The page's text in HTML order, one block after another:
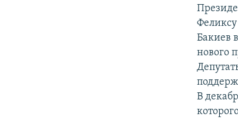
Бакиев
нового
В